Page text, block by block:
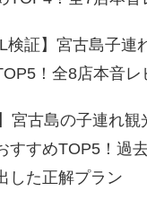
検証】宮古島子連
！全8店本音レ
宮古島の子連れ
すすめTOP5！過
した正解プラン